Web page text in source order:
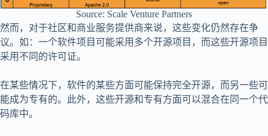
Source: Scale Venture Partners
然而，对于社区和商业服务提供商来说，这些变化仍然存在争
议。如：一个软件项目可能采用多个开源项目，而这些开源项目
采用不同的许可证。
在某些情况下，软件的某些方面可能保持完全开源，而另一些可
能成为专有的。此外，这些开源和专有方面可以混合在同一个代
码库中。